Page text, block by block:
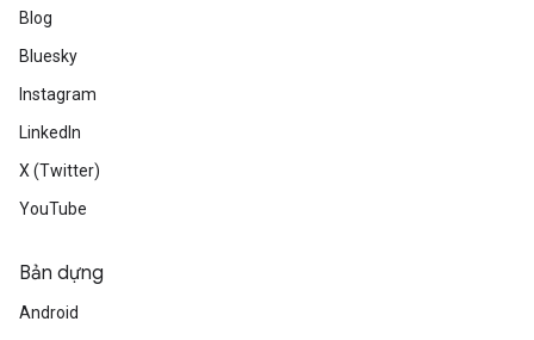
Blog
Bluesky
Instagram
LinkedIn
X (Twitter)
YouTube
Bản dựng
Android